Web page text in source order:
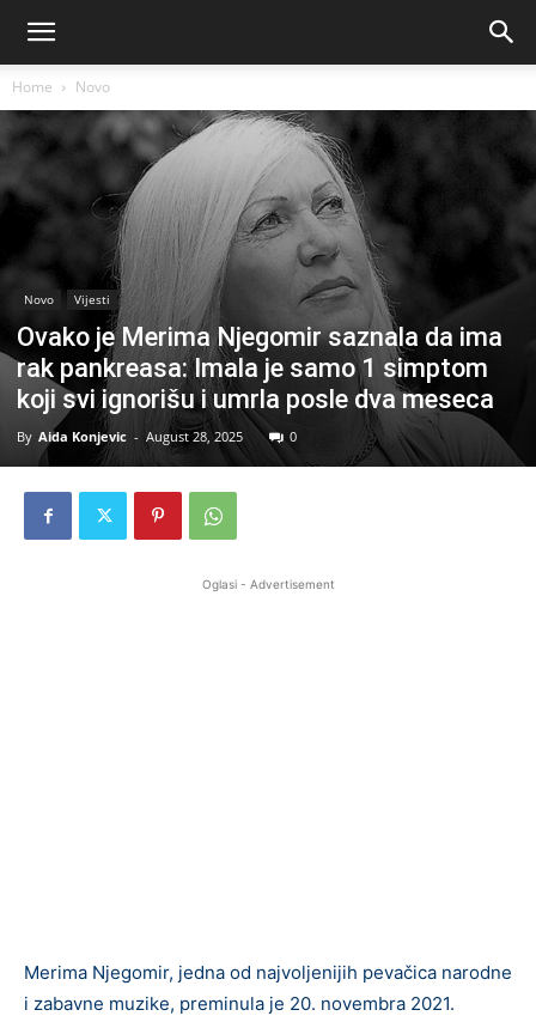
Home Novo
Novo Vijesti
Ovako je Merima Njegomir saznala da ima
rak pankreasa: Imala je samo 1 simptom
koji svi ignorišu i umrla posle dva meseca
By Aida Konjevic - August 28, 2025 0
Oglasi - Advertisement
Merima Njegomir, jedna od najvoljenijih pevačica narodne
i zabavne muzike, preminula je 20. novembra 2021.